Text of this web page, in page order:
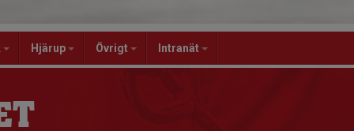
Hjärup Övrigt Intranät